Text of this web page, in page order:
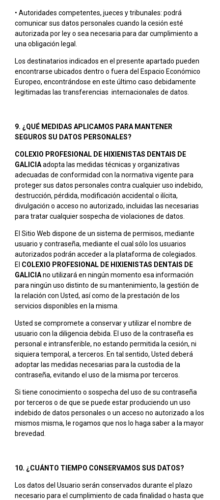
• Autoridades competentes, jueces y tribunales: podrá
comunicar sus datos personales cuando la cesión esté
autorizada por ley o sea necesaria para dar cumplimiento a
una obligación legal.
Los destinatarios indicados en el presente apartado pueden
encontrarse ubicados dentro o fuera del Espacio Económico
Europeo, encontrándose en este último caso debidamente
legitimadas las transferencias internacionales de datos.
9. ¿QUÉ MEDIDAS APLICAMOS PARA MANTENER
SEGUROS SU DATOS PERSONALES?
COLEXIO PROFESIONAL DE HIXIENISTAS DENTAIS DE
GALICIAadopta las medidas técnicas y organizativas
adecuadas de conformidad con la normativa vigente para
proteger sus datos personales contra cualquier uso indebido,
destrucción, pérdida, modificación accidental o ilícita,
divulgación o acceso no autorizado, incluidas las necesarias
para tratar cualquier sospecha de violaciones de datos.
El Sitio Web dispone de un sistema de permisos, mediante
usuario y contraseña, mediante el cual sólo los usuarios
autorizados podrán acceder a la plataforma de colegiados.
El COLEXIO PROFESIONAL DE HIXIENISTAS DENTAIS DE
GALICIAno utilizará en ningún momento esa información
para ningún uso distinto de su mantenimiento, la gestión de
la relación con Usted, así como de la prestación de los
servicios disponibles en la misma.
Usted se compromete a conservar y utilizar el nombre de
usuario con la diligencia debida. El uso de la contraseña es
personal e intransferible, no estando permitida la cesión, ni
siquiera temporal, a terceros. En tal sentido, Usted deberá
adoptar las medidas necesarias para la custodia de la
contraseña, evitando el uso de la misma por terceros.
Si tiene conocimiento o sospecha del uso de su contraseña
por terceros o de que se puede estar produciendo un uso
indebido de datos personales o un acceso no autorizado a los
mismos misma, le rogamos que nos lo haga saber a la mayor
brevedad.
10. ¿CUÁNTO TIEMPO CONSERVAMOS SUS DATOS?
Los datos del Usuario serán conservados durante el plazo
necesario para el cumplimiento de cada finalidad o hasta que